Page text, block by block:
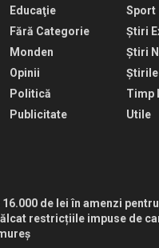
Educaţie
Fără Categorie
Monden
Opinii
Politică
Publicitate
Sport
Știri
Știri
Timp
Utile
16.000 de lei în amenzi
restricțiile impuse de